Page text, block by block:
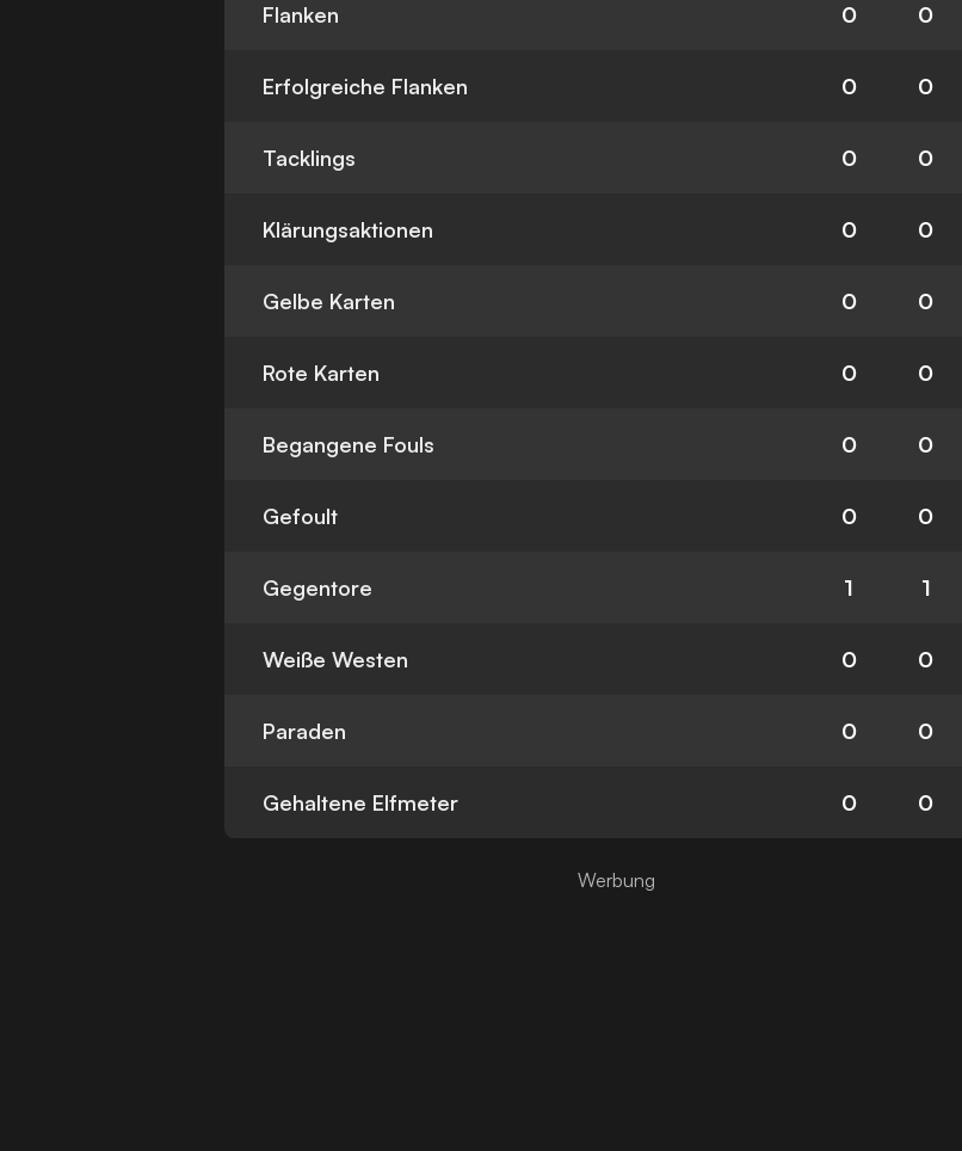
Flanken 0 0
Erfolgreiche Flanken 0 0
Tacklings 0 0
Klärungsaktionen 0 0
Gelbe Karten 0 0
Rote Karten 0 0
Begangene Fouls 0 0
Gefoult 0 0
Gegentore 1 1
Weiße Westen 0 0
Paraden 0 0
Gehaltene Elfmeter 0 0